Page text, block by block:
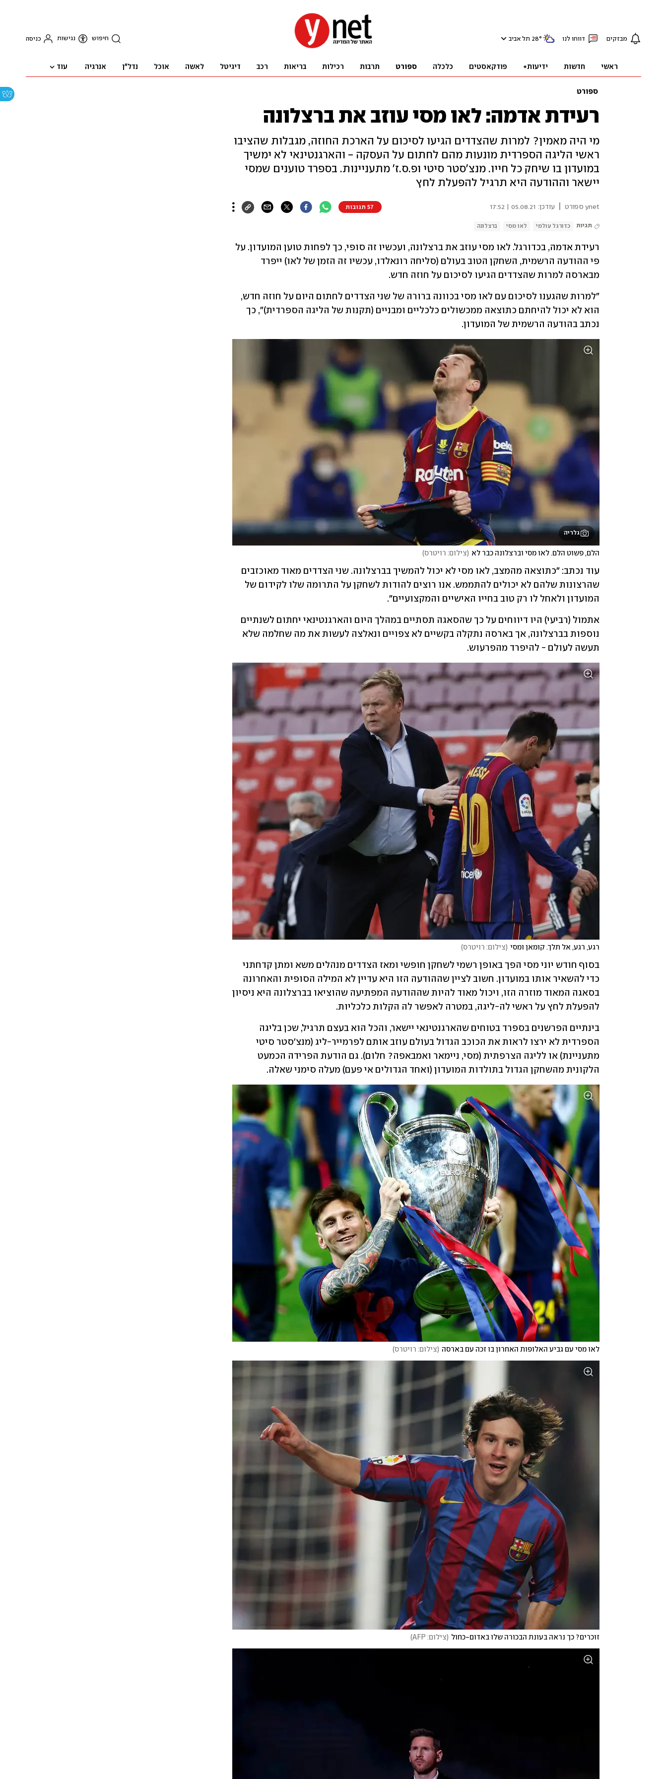
מבזקים דווחו לנו 28° תל אביב חיפוש נגישות כניסה
ראשי חדשות ידיעות+ פודקאסטים כלכלה ספורט תרבות רכילות בריאות רכב דיגיטל לאשה אוכל נדל"ן אנרגיה עוד
ספורט
רעידת אדמה: לאו מסי עוזב את ברצלונה
מי היה מאמין? למרות שהצדדים הגיעו לסיכום על הארכת החוזה, מגבלות שהציבו
ראשי הליגה הספרדית מונעות מהם לחתום על העסקה - והארגנטינאי לא ימשיך
במועדון בו שיחק כל חייו. מנצ'סטר סיטי ופ.ס.ז' מתעניינות. בספרד טוענים שמסי
יישאר וההודעה היא תרגיל להפעלת לחץ
ynet ספורט עודכן: 05.08.21 | 17:52 57 תגובות
תגיות כדורגל עולמי לאו מסי ברצלונה
מבארסה למרות שהצדדים הגיעו לסיכום על חוזה חדש.
נכתב בהודעה הרשמית של המועדון.
גלריה
הלם, פשוט הלם. לאו מסי וברצלונה כבר לא (צילום: רויטרס)
המועדון ולאחל לו רק טוב בחייו האישיים והמקצועיים".
תעשה לעולם - להיפרד מהפרעוש.
רגע, רגע, אל תלך. קומאן ומסי (צילום: רויטרס)
להפעלת לחץ על ראשי לה-ליגה, במטרה לאפשר לה הקלות כלכליות.
הלקונית מהשחקן הגדול בתולדות המועדון (ואחד הגדולים אי פעם) מעלה סימני שאלה.
לאו מסי עם גביע האלופות האחרון בו זכה עם בארסה (צילום: רויטרס)
זוכרים? כך נראה בעונת הבכורה שלו באדום-כחול (צילום: AFP )